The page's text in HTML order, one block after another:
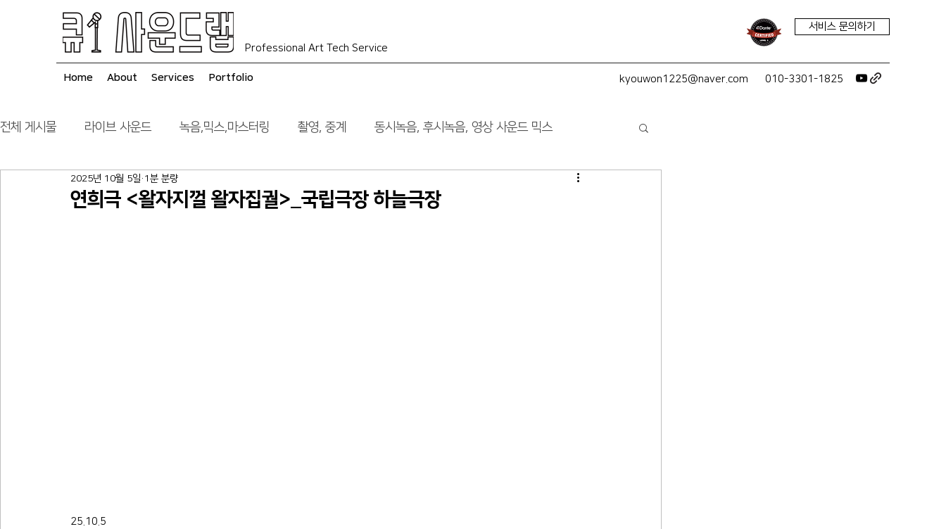
Professional Art Tech Service
서비스 문의하기
Home About Services Portfolio kyouwon1225@naver.com 010-3301-1825
전체 게시물 라이브 사운드 녹음,믹스,마스터링 촬영, 중계 동시녹음, 후시녹음, 영상 사운드 믹스
음향 시스템 컨설팅 시공
연희극 <왈자지껄 왈자집궐>_국립극장 하늘극장
2025년 10월 5일 1분 분량
25.10.5